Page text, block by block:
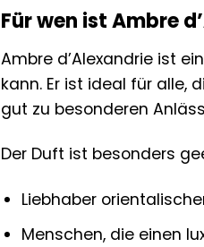
Für wen ist Ambre
Ambre d’Alexandrie ist
kann. Er ist ideal für alle,
gut zu besonderen
Der Duft ist besonders
Liebhaber
Menschen, die einen